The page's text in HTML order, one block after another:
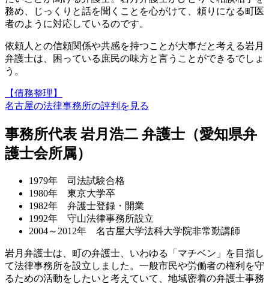
務め、じっくりと話を聞くことを心がけて、頼りになる町医
者のように対応しているのです。
依頼人との信頼関係や共感を持つことが大事だと考える岩月
弁護士は、困っている庶民の味方と言うことができるでしょ
う。
【債務整理】
名古屋の法律事務所の評判を見る
事務所代表 岩月浩二 弁護士（愛知県弁
護士会所属）
1979年 司法試験合格
1980年 東京大学卒
1982年 弁護士登録・開業
1992年 守山法律事務所設立
2004～2012年 名古屋大学法科大学院非常勤講師
岩月弁護士は、町の弁護士、 いわゆる「マチベン」を目指し
て法律事務所を設立 しました。一般市民や労働者の権利を守
るための活動をしたいと考えていて、地域密着の弁護士事務